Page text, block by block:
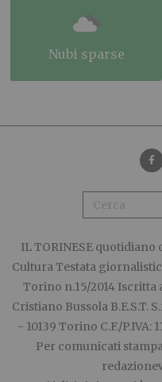
nubi sparse
IL TORINESE quotidiano
Cultura Testata
Torino n.15/2014 Iscritta
Cristiano Bussola B.E.S.T.
- 10139 Torino C.F./P.IVA:
Per comunicati